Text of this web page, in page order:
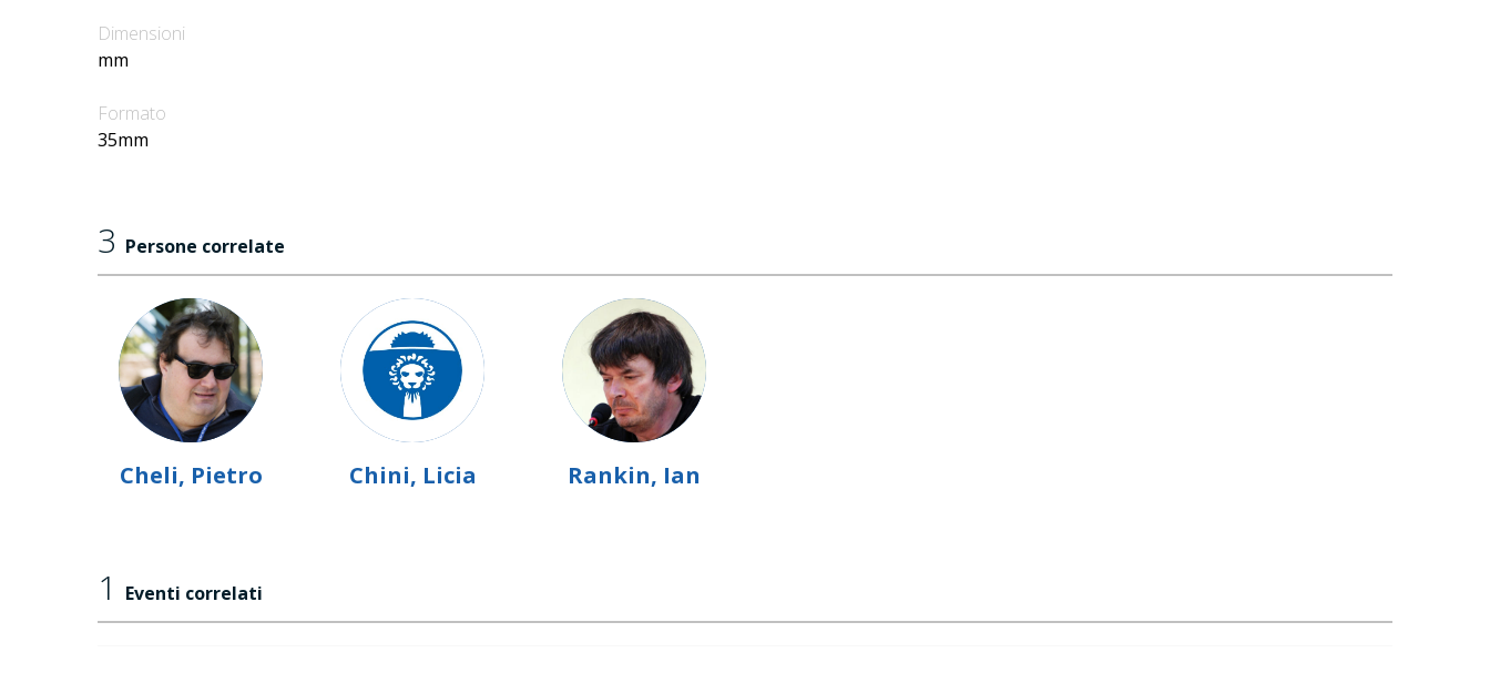
Dimensioni
mm
Formato
35mm
3 Persone correlate
Cheli, Pietro Chini, Licia Rankin, Ian
1 Eventi correlati